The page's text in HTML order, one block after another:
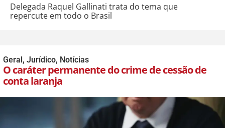
Delegada Raquel Gallinati trata do tema que
repercute em todo o Brasil
Geral, Jurídico, Notícias
O caráter permanente do crime de cessão de
conta laranja